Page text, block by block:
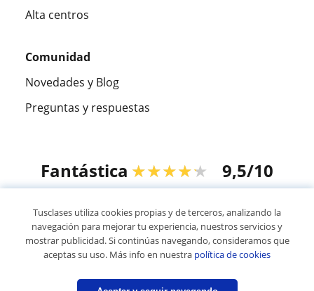
Alta centros
Comunidad
Novedades y Blog
Preguntas y respuestas
Fantástica ★★★★★ 9,5/10
© 2007 - 2026 Tusclases.co
Mapa web:Profesores particulares
Tusclases utiliza cookies propias y de terceros, analizando la
navegación para mejorar tu experiencia, nuestros servicios y
mostrar publicidad. Si continúas navegando, consideramos que
aceptas su uso. Más info en nuestra política de cookies